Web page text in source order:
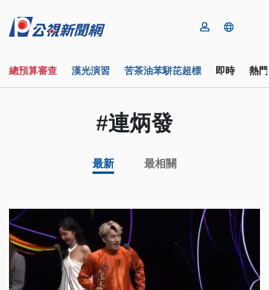
總預算審查 漢光演習 苦茶油苯駢芘超標 即時 熱
#連炳發
最新 最相關